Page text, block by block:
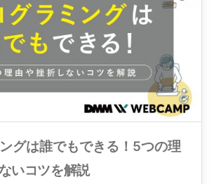
グは誰でもできる！5つの理
いコツを解説